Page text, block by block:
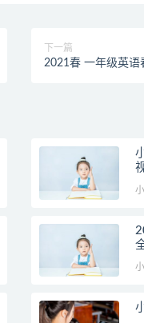
下一篇
2021春 一年级英语